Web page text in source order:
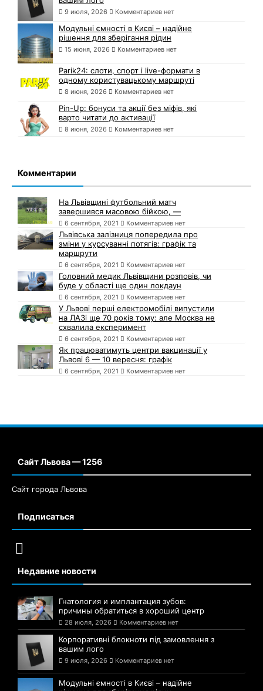
9 июля, 2026 Комментариев нет
Модульні ємності в Києві – надійне
рішення для зберігання рідин
15 июня, 2026 Комментариев нет
Parik24: слоти, спорт і live-формати в
одному користувацькому маршруті
8 июня, 2026 Комментариев нет
Pin-Up: бонуси та акції без міфів, які
варто читати до активації
8 июня, 2026 Комментариев нет
Комментарии
На Львівщині футбольний матч
завершився масовою бійкою, —
6 сентября, 2021 Комментариев нет
Львівська залізниця попередила про
зміни у курсуванні потягів: графік та
маршрути
6 сентября, 2021 Комментариев нет
Головний медик Львівщини розповів, чи
буде у області ще один локдаун
6 сентября, 2021 Комментариев нет
У Львові перші електромобілі випустили
на ЛАЗі ще 70 років тому: але Москва не
схвалила експеримент
6 сентября, 2021 Комментариев нет
Як працюватимуть центри вакцинації у
Львові 6 — 10 вересня: графік
6 сентября, 2021 Комментариев нет
Сайт Львова — 1256
Сайт города Львова
Подписаться
Недавние новости
Гнатология и имплантация зубов:
причины обратиться в хороший центр
28 июля, 2026 Комментариев нет
Корпоративні блокноти під замовлення з
вашим лого
9 июля, 2026 Комментариев нет
Модульні ємності в Києві – надійне